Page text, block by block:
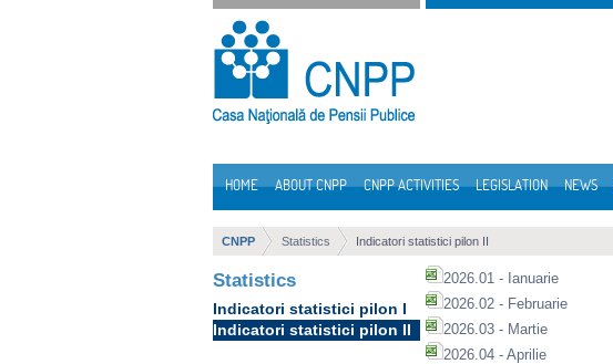
Skip to Content
HOME ABOUT CNPP CNPP ACTIVITIES LEGISLATION NEWS
CNPP Statistics Indicatori statistici pilon II
Statistics
Indicatori statistici pilon I
Indicatori statistici pilon II
2026.01 - Ianuarie
2026.02 - Februarie
2026.03 - Martie
2026.04 - Aprilie